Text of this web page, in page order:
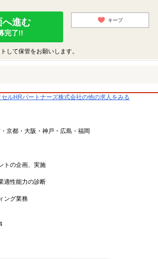
へ進む
完了!!
キープ
して保管をお願いします。
ルHRパートナーズ株式会社の他の求人をみる
京都・大阪・神戸・広島・福岡
トの企画、実施
適性能力の診断
ング業務